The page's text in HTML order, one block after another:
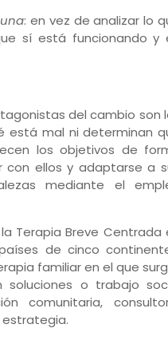
: en vez de analizar lo
sí está funcionando y
del cambio son
está mal ni determinan
los objetivos de
con ellos y adaptarse a
mediante el
Terapia Breve Centrada
de cinco
familiar en el que
o trabajo
comunitaria,